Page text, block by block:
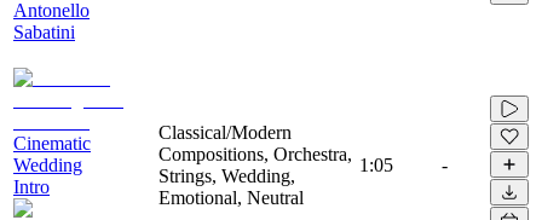
Antonello
Sabatini
Cinematic
Wedding
Intro
Classical/Modern
Compositions, Orchestra,
Strings, Wedding,
Emotional, Neutral
1:05 -